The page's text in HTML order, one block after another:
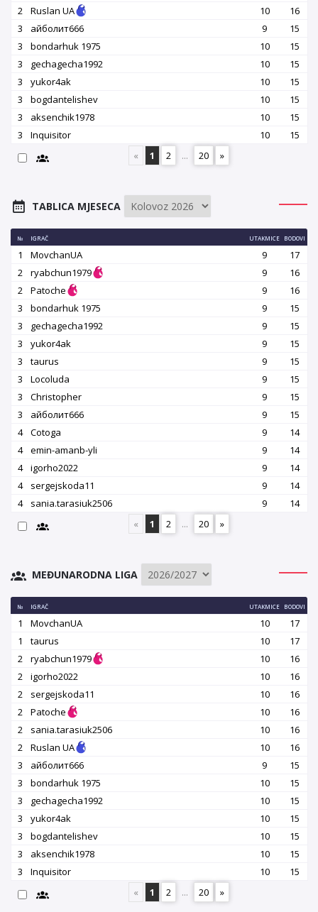
2
Ruslan UA 10
16
3
айболит666 9
15
3
bondarhuk 1975 10
15
3
gechagecha1992 10
15
3
yukor4ak 10
15
3
bogdantelishev 10
15
3
aksenchik1978 10
15
3
Inquisitor 10
15
«
1 2 ... 20 »
TABLICA MJESECA
№ IGRAČ UTAKMICE BODOVI
1 MovchanUA 9
17
2
ryabchun1979 9
16
2
Patoche 9
16
3
bondarhuk 1975 9
15
3
gechagecha1992 9
15
3
yukor4ak 9
15
3
taurus 9
15
3
Locoluda 9
15
3
Christopher 9
15
3
айболит666 9
15
4
Cotoga 9
14
4
emin-amanb-yli 9
14
4
igorho2022 9
14
4
sergejskoda11 9
14
4
sania.tarasiuk2506 9
14
«
1 2 ... 20 »
MEĐUNARODNA LIGA
№ IGRAČ UTAKMICE BODOVI
1 MovchanUA 10
17
1
taurus 10
17
2
ryabchun1979 10
16
2
igorho2022 10
16
2
sergejskoda11 10
16
2
Patoche 10
16
2
sania.tarasiuk2506 10
16
2
Ruslan UA 10
16
3
айболит666 9
15
3
bondarhuk 1975 10
15
3
gechagecha1992 10
15
3
yukor4ak 10
15
3
bogdantelishev 10
15
3
aksenchik1978 10
15
3
Inquisitor 10
15
«
1 2 ... 20 »